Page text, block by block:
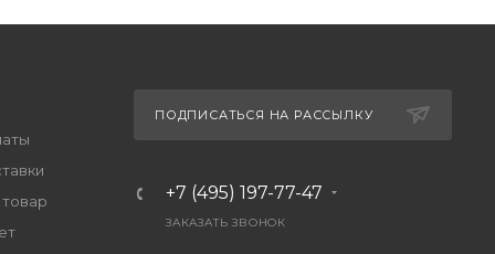
товар
ПОДПИСАТЬСЯ НА РАССЫЛКУ
+7 (495) 197-77-47
ЗАКАЗАТЬ ЗВОНОК